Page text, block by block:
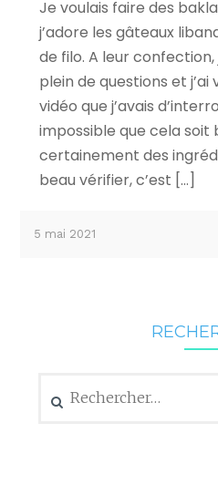
Je voulais faire des
j’adore les gâteaux
de filo. A leur confection,
plein de questions et
vidéo que j’avais
impossible que cela soit
certainement des
beau vérifier, c’est […]
5 mai 2021